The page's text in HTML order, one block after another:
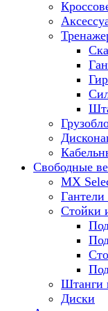
Свободные
MX
Гантели
Стойки
Штанги
Диски